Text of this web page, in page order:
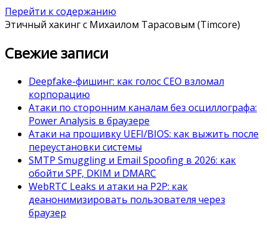
Перейти к содержанию
Этичный хакинг с Михаилом Тарасовым (Timcore)
Свежие записи
Deepfake-фишинг: как голос CEO взломал
корпорацию
Атаки по сторонним каналам без осциллографа:
Power Analysis в браузере
Атаки на прошивку UEFI/BIOS: как выжить после
переустановки системы
SMTP Smuggling и Email Spoofing в 2026: как
обойти SPF, DKIM и DMARC
WebRTC Leaks и атаки на P2P: как
деанонимизировать пользователя через
браузер